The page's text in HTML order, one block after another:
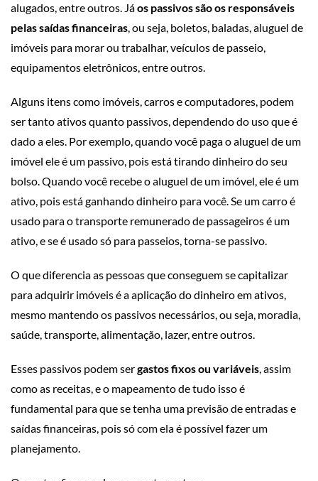
alugados, entre outros. Jáos passivos são os responsáveis
pelas saídas financeiras, ou seja, boletos, baladas, aluguel de
imóveis para morar ou trabalhar, veículos de passeio,
equipamentos eletrônicos, entre outros.
Alguns itens como imóveis, carros e computadores, podem
ser tanto ativos quanto passivos, dependendo do uso que é
dado a eles. Por exemplo, quando você paga o aluguel de um
imóvel ele é um passivo, pois está tirando dinheiro do seu
bolso. Quando você recebe o aluguel de um imóvel, ele é um
ativo, pois está ganhando dinheiro para você. Se um carro é
usado para o transporte remunerado de passageiros é um
ativo, e se é usado só para passeios, torna-se passivo.
O que diferencia as pessoas que conseguem se capitalizar
para adquirir imóveis é a aplicação do dinheiro em ativos,
mesmo mantendo os passivos necessários, ou seja, moradia,
saúde, transporte, alimentação, lazer, entre outros.
Esses passivos podem sergastos fixos ou variáveis, assim
como as receitas, e o mapeamento de tudo isso é
fundamental para que se tenha uma previsão de entradas e
saídas financeiras, pois só com ela é possível fazer um
planejamento.